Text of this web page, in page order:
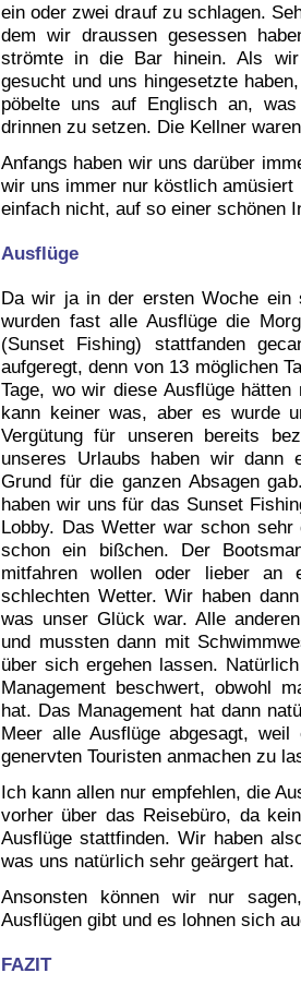
ein oder zwei drauf zu schlagen.
dem wir draussen gesessen
strömte in die Bar hinein. Als
gesucht und uns hingesetzte
pöbelte uns auf Englisch an,
drinnen zu setzen. Die Kellner
Anfangs haben wir uns darüber
wir uns immer nur köstlich
einfach nicht, auf so einer schönen
Ausflüge
Da wir ja in der ersten Woche ein
wurden fast alle Ausflüge die
(Sunset Fishing) stattfanden
aufgeregt, denn von 13 möglichen
Tage, wo wir diese Ausflüge
kann keiner was, aber es wurde
Vergütung für unseren bereits
unseres Urlaubs haben wir dann
Grund für die ganzen Absagen
haben wir uns für das Sunset
Lobby. Das Wetter war schon
schon ein bißchen. Der
mitfahren wollen oder lieber an
schlechten Wetter. Wir haben
was unser Glück war. Alle
und mussten dann mit
über sich ergehen lassen.
Management beschwert, obwohl
hat. Das Management hat dann
Meer alle Ausflüge abgesagt,
genervten Touristen anmachen zu
Ich kann allen nur empfehlen, die
vorher über das Reisebüro, da
Ausflüge stattfinden. Wir haben
was uns natürlich sehr geärgert hat.
Ansonsten können wir nur
Ausflügen gibt und es lohnen sich
FAZIT